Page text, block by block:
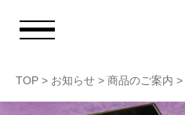
お知らせ
TOP > お知らせ > 商品のご案内 >